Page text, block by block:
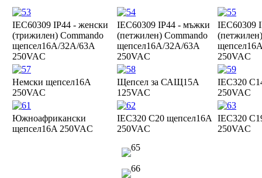
IEC60309 IP44 - женски
(трижилен) Commando
щепсел16A/32A/63A
250VAC
IEC60309 IP44 - мъжки
(петжилен) Commando
щепсел16A/32A/63A
250VAC
IEC60309
щепсел
250VAC
Немски щепсел16A
250VAC
Щепсел за САЩ15A
125VAC
IEC320
250VAC
Южноафрикански
щепсел16A 250VAC
IEC320 C20 щепсел16A
250VAC
IEC320
250VAC